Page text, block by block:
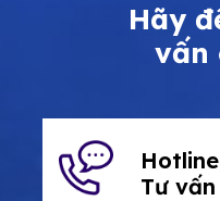
Hãy
vấn
Tư